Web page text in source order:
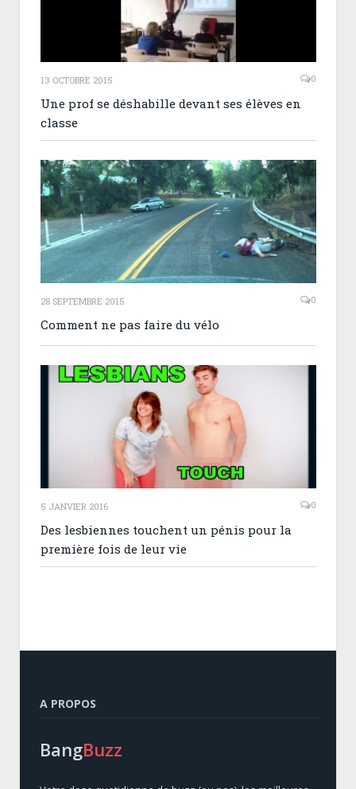
13 OCTOBRE 2015 0
Une prof se déshabille devant ses élèves en
classe
28 SEPTEMBRE 2015 0
Comment ne pas faire du vélo
5 JANVIER 2016 0
Des lesbiennes touchent un pénis pour la
première fois de leur vie
A PROPOS
BangBuzz